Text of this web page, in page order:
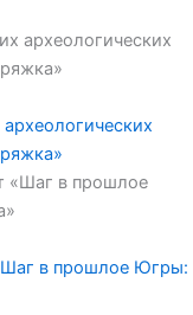
в прошлое Югры: